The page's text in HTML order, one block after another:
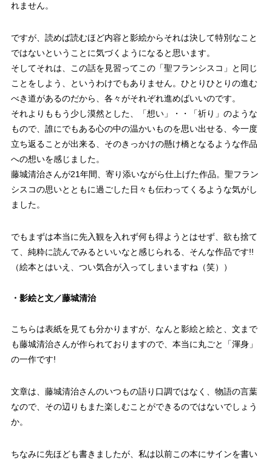
れません。
ですが、読めば読むほど内容と影絵からそれは決して特別なこと
ではないということに気づくようになると思います。
そしてそれは、この話を見習ってこの「聖フランシスコ」と同じ
ことをしよう、というわけでもありません。ひとりひとりの進む
べき道があるのだから、各々がそれぞれ進めばいいのです。
それよりももう少し漠然とした、「想い」・・「祈り」のような
もので、誰にでもある心の中の温かいものを思い出せる、今一度
立ち返ることが出来る、そのきっかけの懸け橋となるような作品
への想いを感じました。
藤城清治さんが21年間、寄り添いながら仕上げた作品。聖フラン
シスコの思いとともに過ごした日々も伝わってくるような気がし
ました。
でもまずは本当に先入観を入れず何も得ようとはせず、欲も捨て
て、純粋に読んでみるといいなと感じられる、そんな作品です!!
（絵本とはいえ、つい気合が入ってしまいますね（笑））
・影絵と文／藤城清治
こちらは表紙を見ても分かりますが、なんと影絵と絵と、文まで
も藤城清治さんが作られておりますので、本当に丸ごと「渾身」
の一作です!
文章は、藤城清治さんのいつもの語り口調ではなく、物語の言葉
なので、その辺りもまた楽しむことができるのではないでしょう
か。
ちなみに先ほども書きましたが、私は以前この本にサインを書い